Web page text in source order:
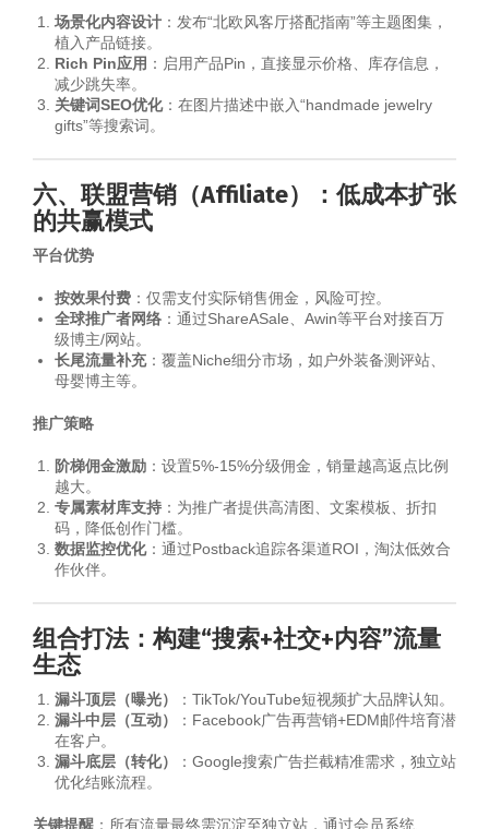
场景化内容设计 ：发布“北欧风客厅搭配指南”等主题图集，
植入产品链接。
Rich Pin应用 ：启用产品Pin，直接显示价格、库存信息，
减少跳失率。
关键词SEO优化：在图片描述中嵌入“handmade jewelry
gifts”等搜索词。
六、联盟营销（Affiliate）：低成本扩张
的共赢模式
平台优势
按效果付费 ：仅需支付实际销售佣金，风险可控。
全球推广者网络 ：通过ShareASale、Awin等平台对接百万
级博主/网站。
长尾流量补充：覆盖Niche细分市场，如户外装备测评站、
母婴博主等。
推广策略
阶梯佣金激励 ：设置5%-15%分级佣金，销量越高返点比例
越大。
专属素材库支持 ：为推广者提供高清图、文案模板、折扣
码，降低创作门槛。
数据监控优化：通过Postback追踪各渠道ROI，淘汰低效合
作伙伴。
组合打法：构建“搜索+社交+内容”流量
生态
漏斗顶层（曝光）
：TikTok/YouTube短视频扩大品牌认知。
漏斗中层（互动）
：Facebook广告再营销+EDM邮件培育潜
在客户。
漏斗底层（转化）
：Google搜索广告拦截精准需求，独立站
优化结账流程。
关键提醒 ：所有流量最终需沉淀至独立站，通过会员系统、